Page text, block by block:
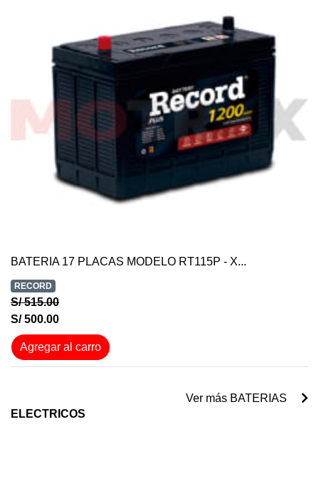
BATERIA 17 PLACAS MODELO RT115P - X...
RECORD
S/ 515.00
S/ 500.00
Agregar al carro
Ver más BATERIAS
ELECTRICOS